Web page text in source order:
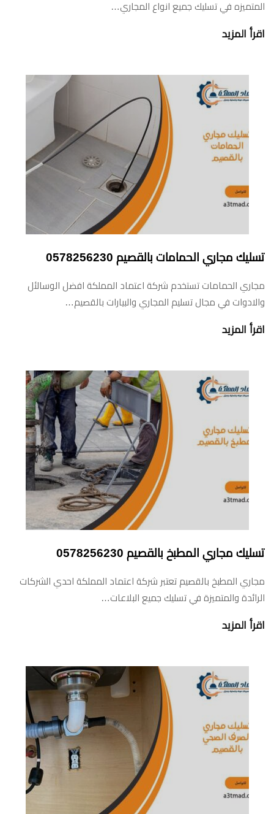
المتميزه في تسليك جميع انواع المجاري…
اقرأ المزيد
تسليك مجاري الحمامات بالقصيم 0578256230
مجاري الحمامات تستخدم شركة اعتماد المملكة افضل الوسالئل
والادوات في مجال تسليم المجاري والبيارات بالقصيم…
اقرأ المزيد
تسليك مجاري المطبخ بالقصيم 0578256230
مجاري المطبخ بالقصيم تعتبر شركة اعتماد المملكة احدي الشركات
الرائدة والمتميزة في تسليك جميع البلاعات…
اقرأ المزيد